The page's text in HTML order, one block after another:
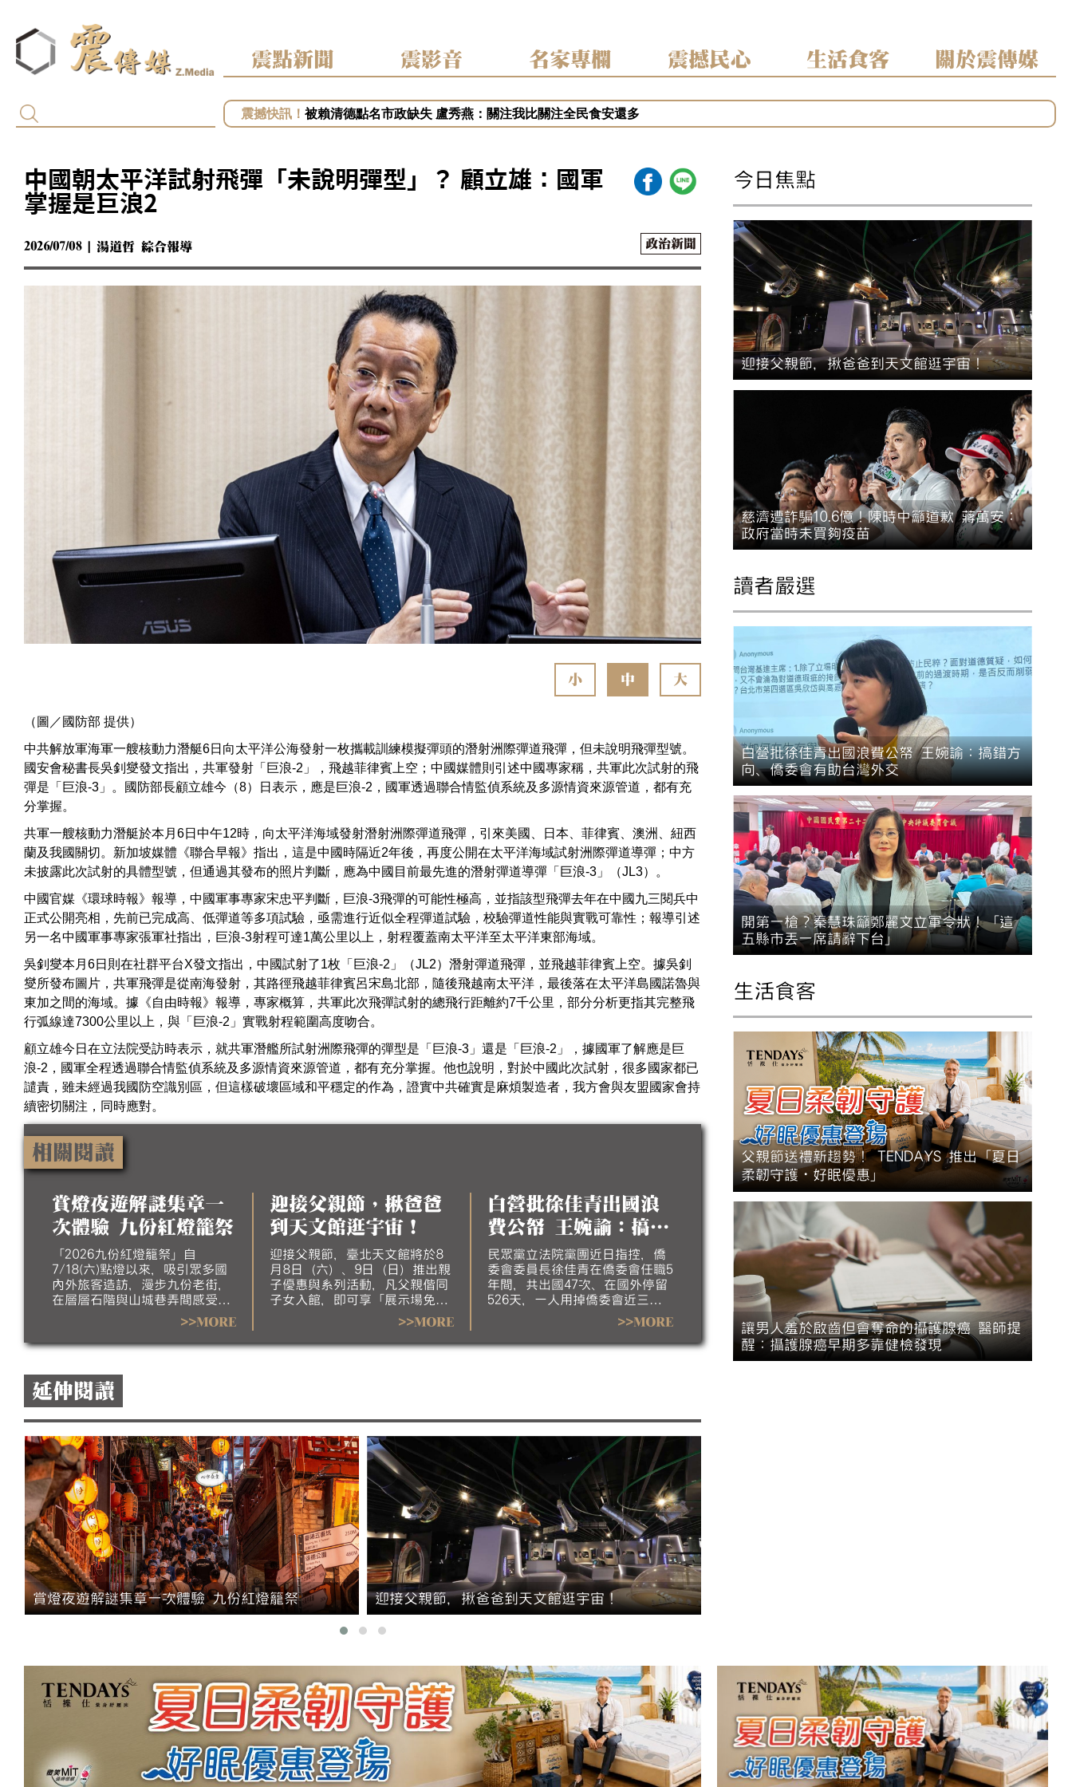
震點新聞 震影音 名家專欄 震撼民心 生活食客 關於震傳媒
被賴清德點名市政缺失 盧秀燕：關注我比關注全民食安還多
小英助攻新北！蔡英文任競總主委？蘇巧慧證實：早已一口答應
中國朝太平洋試射飛彈「未說明彈型」？ 顧立雄：國軍
掌握是巨浪2
2026/07/08 | 湯道哲 綜合報導 政治新聞
小 中 大
（圖／國防部 提供）
中共解放軍海軍一艘核動力潛艇6日向太平洋公海發射一枚攜載訓練模擬彈頭的潛射洲際彈道飛彈，但未說明飛彈型號。
國安會秘書長吳釗燮發文指出，共軍發射「巨浪-2」，飛越菲律賓上空；中國媒體則引述中國專家稱，共軍此次試射的飛
彈是「巨浪-3」。國防部長顧立雄今（8）日表示，應是巨浪-2，國軍透過聯合情監偵系統及多源情資來源管道，都有充
分掌握。
共軍一艘核動力潛艇於本月6日中午12時，向太平洋海域發射潛射洲際彈道飛彈，引來美國、日本、菲律賓、澳洲、紐西
蘭及我國關切。新加坡媒體《聯合早報》指出，這是中國時隔近2年後，再度公開在太平洋海域試射洲際彈道導彈；中方
未披露此次試射的具體型號，但通過其發布的照片判斷，應為中國目前最先進的潛射彈道導彈「巨浪-3」（JL3）。
中國官媒《環球時報》報導，中國軍事專家宋忠平判斷，巨浪-3飛彈的可能性極高，並指該型飛彈去年在中國九三閱兵中
正式公開亮相，先前已完成高、低彈道等多項試驗，亟需進行近似全程彈道試驗，校驗彈道性能與實戰可靠性；報導引述
另一名中國軍事專家張軍社指出，巨浪-3射程可達1萬公里以上，射程覆蓋南太平洋至太平洋東部海域。
吳釗燮本月6日則在社群平台X發文指出，中國試射了1枚「巨浪-2」（JL2）潛射彈道飛彈，並飛越菲律賓上空。據吳釗
燮所發布圖片，共軍飛彈是從南海發射，其路徑飛越菲律賓呂宋島北部，隨後飛越南太平洋，最後落在太平洋島國諾魯與
東加之間的海域。據《自由時報》報導，專家概算，共軍此次飛彈試射的總飛行距離約7千公里，部分分析更指其完整飛
行弧線達7300公里以上，與「巨浪-2」實戰射程範圍高度吻合。
顧立雄今日在立法院受訪時表示，就共軍潛艦所試射洲際飛彈的彈型是「巨浪-3」還是「巨浪-2」，據國軍了解應是巨
浪-2，國軍全程透過聯合情監偵系統及多源情資來源管道，都有充分掌握。他也說明，對於中國此次試射，很多國家都已
譴責，雖未經過我國防空識別區，但這樣破壞區域和平穩定的作為，證實中共確實是麻煩製造者，我方會與友盟國家會持
續密切關注，同時應對。
相關閱讀
賞燈夜遊解謎集章一
次體驗 九份紅燈籠祭
「2026九份紅燈籠祭」自
7/18(六)點燈以來，吸引眾多國
內外旅客造訪，漫步九份老街，
在層層石階與山城巷弄間感受璀
璨燈海與濃厚人文氛圍。今年活
動展期將至8/17(一)結束，目前
已進入倒數階段，誠摯邀請民眾
賞夜間燈飾，感受山城夏夜的獨
特魅力。
>>MORE
迎接父親節，揪爸爸
到天文館逛宇宙！
迎接父親節，臺北天文館將於8
月8日（六）、9日（日）推出親
子優惠與系列活動，凡父親偕同
子女入館，即可享「展示場免
費」優惠，邀請民眾以親子同遊
的方式，為爸爸獻上別具意義的
節日行程。
>>MORE
白營批徐佳青出國浪
費公帑 王婉諭：搞錯
方向、僑委會有助台
灣外交
民眾黨立法院黨團近日指控，僑
委會委員長徐佳青在僑委會任職5
年間，共出國47次、在國外停留
526天，一人用掉僑委會近三成
出國預算。對此，時代力量黨主
席王婉諭今（7）日說，民眾黨根
本搞錯方向。她指出，台灣外交
務工作要怎麼做？
>>MORE
延伸閱讀
賞燈夜遊解謎集章一次體驗 九份紅燈籠祭
迎接父親節，揪爸爸到天文館逛宇宙！
今日焦點
迎接父親節，揪爸爸到天文館逛宇宙！
慈濟遭詐騙10.6億！陳時中籲道歉 蔣萬安：
政府當時未買夠疫苗
讀者嚴選
白營批徐佳青出國浪費公帑 王婉諭：搞錯方
向、僑委會有助台灣外交
開第一槍？秦慧珠籲鄭麗文立軍令狀！「這
五縣市丟一席請辭下台」
生活食客
父親節送禮新趨勢！ TENDAYS 推出「夏日
柔韌守護・好眠優惠」
讓男人羞於啟齒但會奪命的攝護腺癌 醫師提
醒：攝護腺癌早期多靠健檢發現